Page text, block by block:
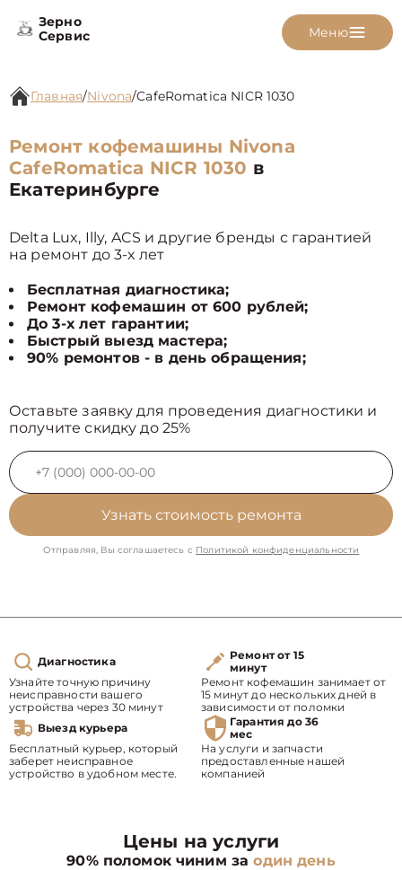
Зерно
Сервис
Меню
Главная/Nivona/CafeRomatica NICR 1030
Ремонт кофемашины Nivona
CafeRomatica NICR 1030 в
Екатеринбурге
Delta Lux, Illy, ACS и другие бренды с гарантией
на ремонт до 3-х лет
Бесплатная диагностика;
Ремонт кофемашин от 600 рублей;
До 3-х лет гарантии;
Быстрый выезд мастера;
90% ремонтов - в день обращения;
Оставьте заявку для проведения диагностики и
получите скидку до 25%
Узнать стоимость ремонта
Отправляя, Вы соглашаетесь с Политикой конфиденциальности
Диагностика
Узнайте точную причину
неисправности вашего
устройства через 30 минут
Ремонт от 15
минут
Ремонт кофемашин занимает от
15 минут до нескольких дней в
зависимости от поломки
Выезд курьера
Бесплатный курьер, который
заберет неисправное
устройство в удобном месте.
Гарантия до 36
мес
На услуги и запчасти
предоставленные нашей
компанией
Цены на услуги
90% поломок чиним заодин день